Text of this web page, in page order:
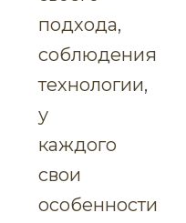
подхода,
соблюдения
технологии,
у
каждого
свои
особенности